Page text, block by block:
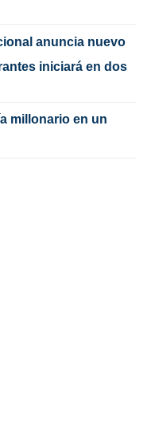
anuncia nuevo
iniciará en dos
millonario en un